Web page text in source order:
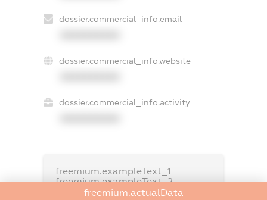
dossier.commercial_info.email
dossier.commercial_info.website
dossier.commercial_info.activity
freemium.exampleText_1
freemium.exampleText_2
freemium.anonymousPerSearch2
freemium.actualData